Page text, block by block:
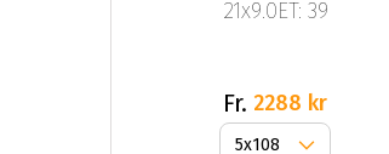
Silver
21x9.0ET: 39
Fr. 2288 kr